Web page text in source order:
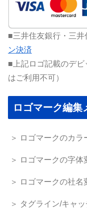
■三井住友銀行・三
ン決済
■上記ロゴ記載のデ
はご利用不可）
ロゴマーク編集
＞ ロゴマークのカラ
＞ ロゴマークの字体
＞ ロゴマークの社名
＞ タグライン/キャ